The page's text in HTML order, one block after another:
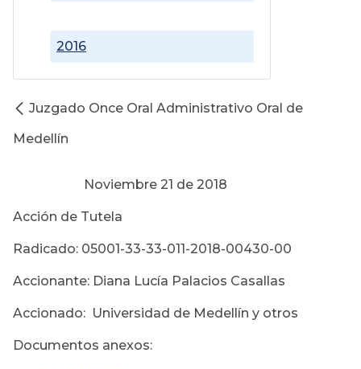
2016
Juzgado Once Oral Administrativo Oral de
Medellín
Noviembre 21 de 2018
Acción de Tutela
Radicado: 05001-33-33-011-2018-00430-00
Accionante: Diana Lucía Palacios Casallas
Accionado: Universidad de Medellín y otros
Documentos anexos: